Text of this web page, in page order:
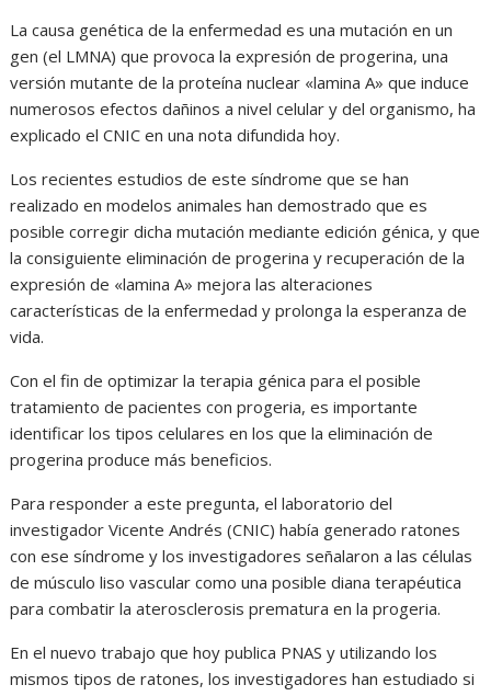
La causa genética de la enfermedad es una mutación en un
gen (el LMNA) que provoca la expresión de progerina, una
versión mutante de la proteína nuclear «lamina A» que induce
numerosos efectos dañinos a nivel celular y del organismo, ha
explicado el CNIC en una nota difundida hoy.
Los recientes estudios de este síndrome que se han
realizado en modelos animales han demostrado que es
posible corregir dicha mutación mediante edición génica, y que
la consiguiente eliminación de progerina y recuperación de la
expresión de «lamina A» mejora las alteraciones
características de la enfermedad y prolonga la esperanza de
vida.
Con el fin de optimizar la terapia génica para el posible
tratamiento de pacientes con progeria, es importante
identificar los tipos celulares en los que la eliminación de
progerina produce más beneficios.
Para responder a este pregunta, el laboratorio del
investigador Vicente Andrés (CNIC) había generado ratones
con ese síndrome y los investigadores señalaron a las células
de músculo liso vascular como una posible diana terapéutica
para combatir la aterosclerosis prematura en la progeria.
En el nuevo trabajo que hoy publica PNAS y utilizando los
mismos tipos de ratones, los investigadores han estudiado si